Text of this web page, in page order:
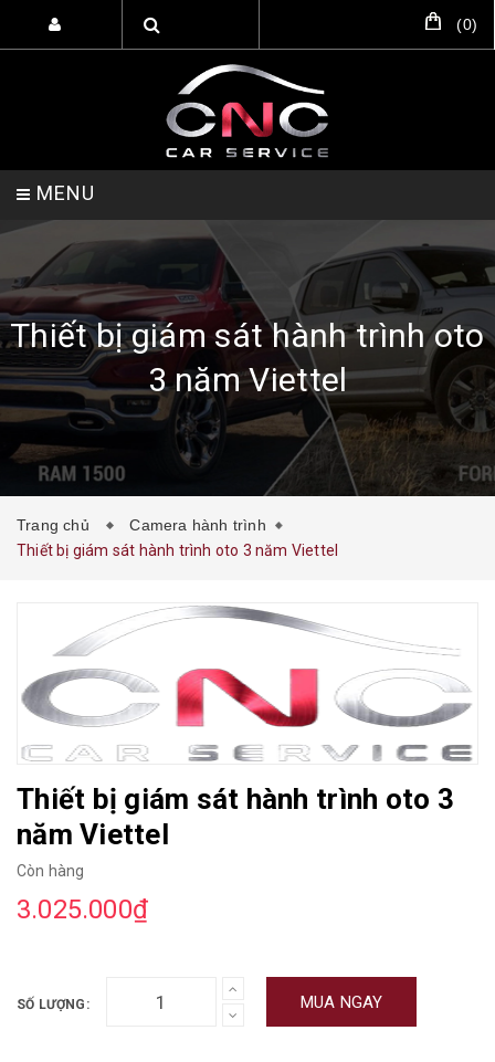
(0)
MENU
TRANG CHỦ DỊCH VỤ SẢN PHẨM
HỖ TRỢ SETUP GARA LIÊN HỆ
Thiết bị giám sát hành trình oto
3 năm Viettel
Trang chủ
Camera hành trình
Thiết bị giám sát hành trình oto 3 năm Viettel
Thiết bị giám sát hành trình oto 3
năm Viettel
Còn hàng
3.025.000₫
SỐ LƯỢNG: MUA NGAY